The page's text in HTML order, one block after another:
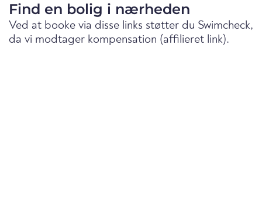
Find en bolig i nærheden
Ved at booke via disse links støtter du Swimcheck,
da vi modtager kompensation (affilieret link).